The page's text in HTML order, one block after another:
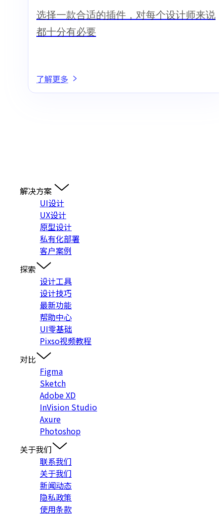
选择一款合适的插件，对每个设计师来说
都十分有必要
了解更多
解决方案
UI设计
UX设计
原型设计
私有化部署
客户案例
探索
设计工具
设计技巧
最新功能
帮助中心
UI零基础
Pixso视频教程
对比
Figma
Sketch
Adobe XD
InVision Studio
Axure
Photoshop
关于我们
联系我们
关于我们
新闻动态
隐私政策
使用条款